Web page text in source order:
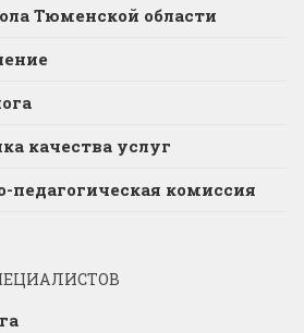
Тюменской области
качества услуг
педагогическая комиссия